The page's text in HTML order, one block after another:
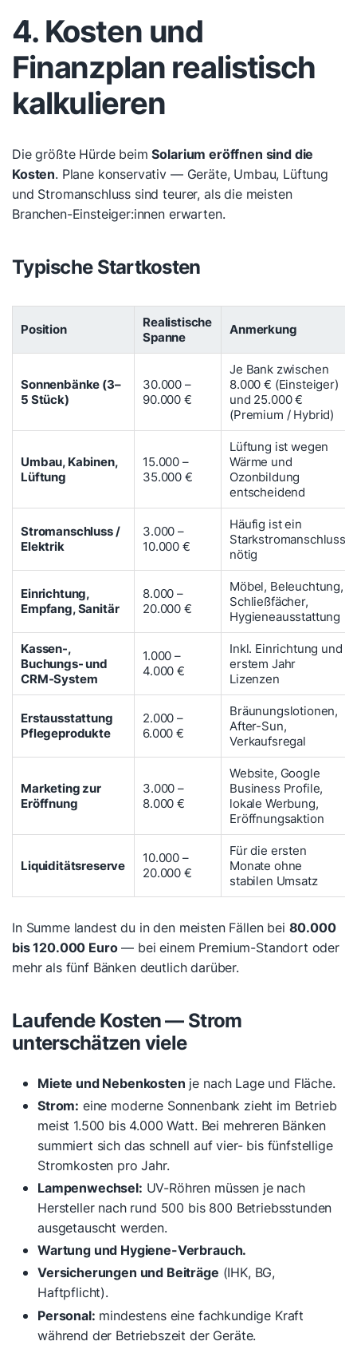
4. Kosten und
Finanzplan realistisch
kalkulieren
Die größte Hürde beimSolarium eröffnen sind die
Kosten. Plane konservativ — Geräte, Umbau, Lüftung
und Stromanschluss sind teurer, als die meisten
Branchen-Einsteiger:innen erwarten.
Typische Startkosten
Position
Realistische
Spanne
Anmerkung
Sonnenbänke (3–
5 Stück)
30.000 –
90.000 €
Je Bank zwischen
8.000 € (Einsteiger)
und 25.000 €
(Premium / Hybrid)
Umbau, Kabinen,
Lüftung
15.000 –
35.000 €
Lüftung ist wegen
Wärme und
Ozonbildung
entscheidend
Stromanschluss /
Elektrik
3.000 –
10.000 €
Häufig ist ein
Starkstromanschluss
nötig
Einrichtung,
Empfang, Sanitär
8.000 –
20.000 €
Möbel, Beleuchtung,
Schließfächer,
Hygieneausstattung
Kassen-,
Buchungs- und
CRM-System
1.000 –
4.000 €
Inkl. Einrichtung und
erstem Jahr
Lizenzen
Erstausstattung
Pflegeprodukte
2.000 –
6.000 €
Bräunungslotionen,
After-Sun,
Verkaufsregal
Marketing zur
Eröffnung
3.000 –
8.000 €
Website, Google
Business Profile,
lokale Werbung,
Eröffnungsaktion
Liquiditätsreserve
10.000 –
20.000 €
Für die ersten
Monate ohne
stabilen Umsatz
In Summe landest du in den meisten Fällen bei 80.000
bis 120.000 Euro— bei einem Premium-Standort oder
mehr als fünf Bänken deutlich darüber.
Laufende Kosten — Strom
unterschätzen viele
Miete und Nebenkosten je nach Lage und Fläche.
Strom: eine moderne Sonnenbank zieht im Betrieb
meist 1.500 bis 4.000 Watt. Bei mehreren Bänken
summiert sich das schnell auf vier- bis fünfstellige
Stromkosten pro Jahr.
Lampenwechsel: UV-Röhren müssen je nach
Hersteller nach rund 500 bis 800 Betriebsstunden
ausgetauscht werden.
Wartung und Hygiene-Verbrauch.
Versicherungen und Beiträge (IHK, BG,
Haftpflicht).
Personal: mindestens eine fachkundige Kraft
während der Betriebszeit der Geräte.